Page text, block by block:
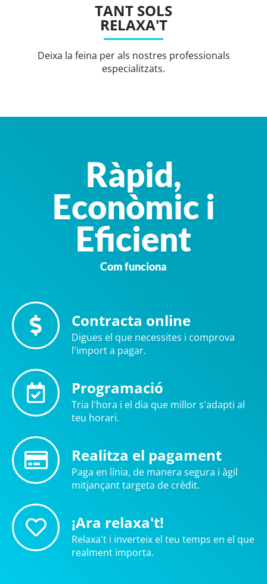
TANT SOLS
RELAXA'T
Deixa la feina per als nostres professionals
especialitzats.
Ràpid,
Econòmic i
Eficient
Com funciona
Contracta online
Digues el que necessites i comprova
l'import a pagar.
Programació
Tria l'hora i el dia que millor s'adapti al
teu horari.
Realitza el pagament
Paga en línia, de manera segura i àgil
mitjançant targeta de crèdit.
¡Ara relaxa't!
Relaxa't i inverteix el teu temps en el que
realment importa.